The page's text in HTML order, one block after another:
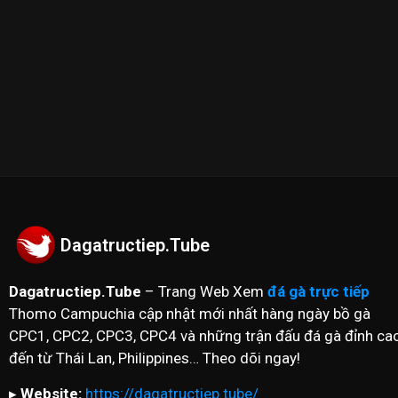
Dagatructiep.Tube
Dagatructiep.Tube – Trang Web Xem đá gà trực tiếp
Thomo Campuchia cập nhật mới nhất hàng ngày bồ gà
CPC1, CPC2, CPC3, CPC4 và những trận đấu đá gà đỉnh
đến từ Thái Lan, Philippines… Theo dõi ngay!
▸ Website: https://dagatructiep.tube/